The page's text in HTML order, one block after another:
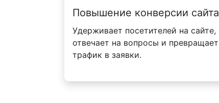
Повышение конверсии сайта
Удерживает посетителей на сайте,
отвечает на вопросы и превращает
трафик в заявки.